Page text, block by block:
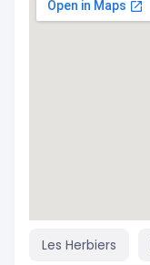
Les Herbiers